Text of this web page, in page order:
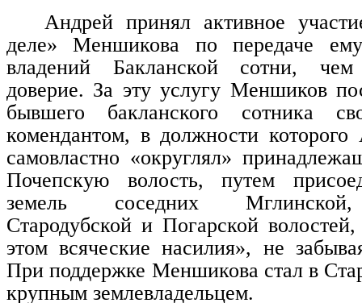
Андрей принял активное
деле» Меншикова по передаче
владений Бакланской сотни,
доверие. За эту услугу Меншиков
бывшего бакланского сотника
комендантом, в должности которого
самовластно «округлял»
Почепскую волость, путем
земель соседних Мглинской,
Стародубской и Погарской
этом всяческие насилия», не
При поддержке Меншикова стал в
крупным землевладельцем.